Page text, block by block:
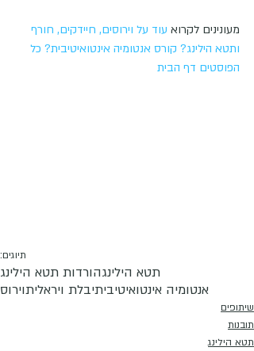
מעונינים לקרוא עוד על וירוסים, חיידקים, חורף
ותטא הילינג? קורס אנטומיה אינטואיטיבית? כל
הפוסטים דף הבית
תיוגים:
תטא הילינגהורדות תטא הילינג
אנטומיה אינטואיטיביתיבלת ויראליתוירוס
שיתופים
תובנות
תטא הילינג